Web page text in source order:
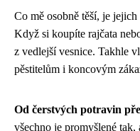
Co mě osobně těší, je
Když si koupíte rajčata
z vedlejší vesnice. Takhle
pěstitelům i koncovým
Od čerstvých potravin
všechno je promyšlené